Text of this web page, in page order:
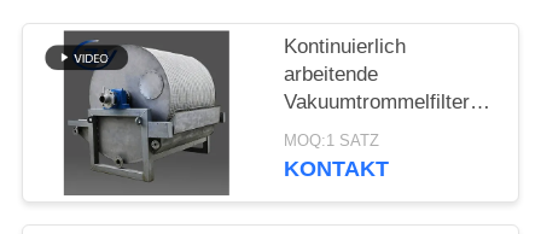
PRIVACY
POLICY
Kontinuierlich
arbeitende
Vakuumtrommelfilter
Stabillaufende
Entwässerungsanlage
MOQ:1 SATZ
KONTAKT